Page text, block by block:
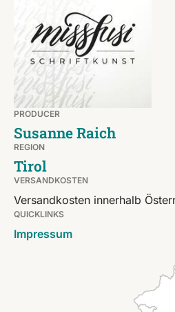
PRODUCER
Susanne Raich
REGION
Tirol
VERSANDKOSTEN
Versandkosten innerhalb
QUICKLINKS
Impressum